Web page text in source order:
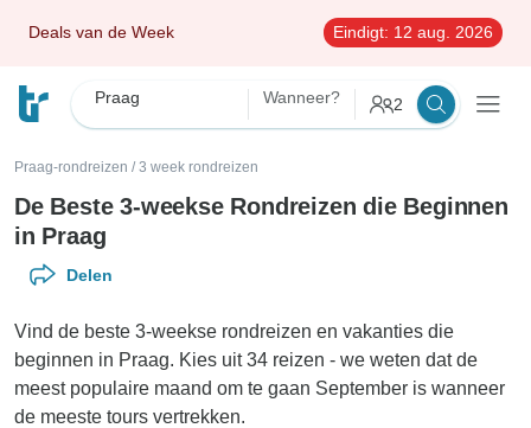
Deals van de Week Eindigt: 12 aug. 2026
Praag Wanneer? 2
Praag-rondreizen / 3 week rondreizen
De Beste 3-weekse Rondreizen die Beginnen
in Praag
Delen
Vind de beste 3-weekse rondreizen en vakanties die
beginnen in Praag. Kies uit 34 reizen - we weten dat de
meest populaire maand om te gaan September is wanneer
de meeste tours vertrekken.